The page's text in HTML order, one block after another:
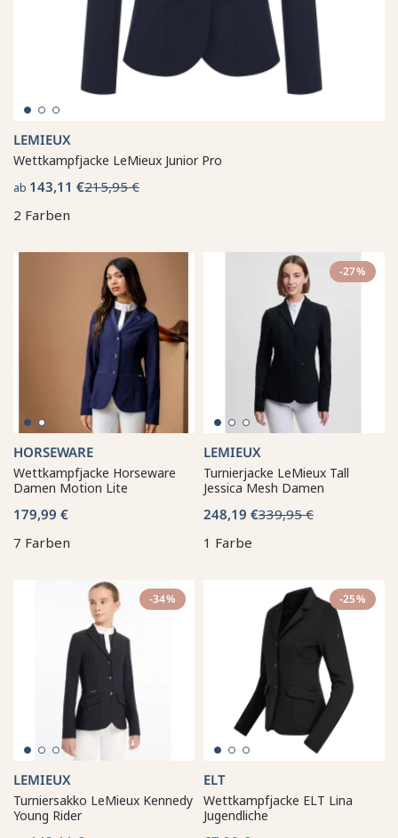
LEMIEUX
Wettkampfjacke LeMieux Junior Pro
ab 143,11 €215,95 €
2 Farben
HORSEWARE
Wettkampfjacke Horseware
Damen Motion Lite
179,99 €
7 Farben
-27%
LEMIEUX
Turnierjacke LeMieux Tall
Jessica Mesh Damen
248,19 €339,95 €
1 Farbe
-34%
LEMIEUX
Turniersakko LeMieux Kennedy
Young Rider
-25%
ELT
Wettkampfjacke ELT Lina
Jugendliche